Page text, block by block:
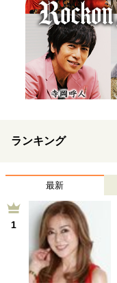
ランキング
最新
1